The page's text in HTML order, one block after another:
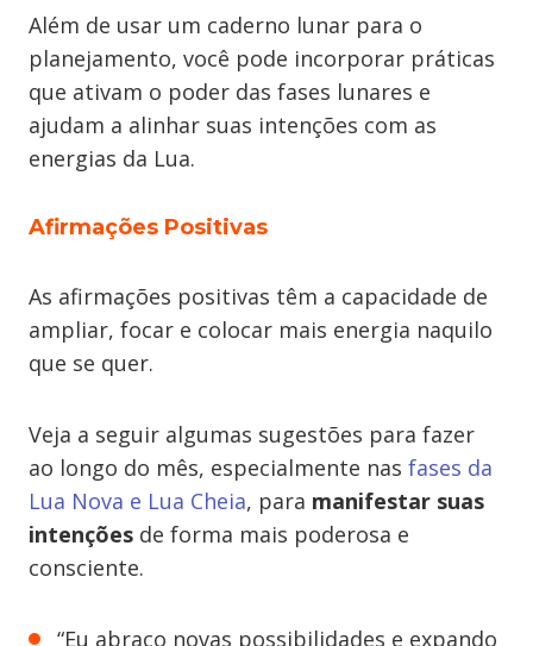
Além de usar um caderno lunar para o
planejamento, você pode incorporar práticas
que ativam o poder das fases lunares e
ajudam a alinhar suas intenções com as
energias da Lua.
Afirmações Positivas
As afirmações positivas têm a capacidade de
ampliar, focar e colocar mais energia naquilo
que se quer.
Veja a seguir algumas sugestões para fazer
ao longo do mês, especialmente nas fases da
Lua Nova e Lua Cheia, para manifestar suas
intenções de forma mais poderosa e
consciente.
“Eu abraço novas possibilidades e expando